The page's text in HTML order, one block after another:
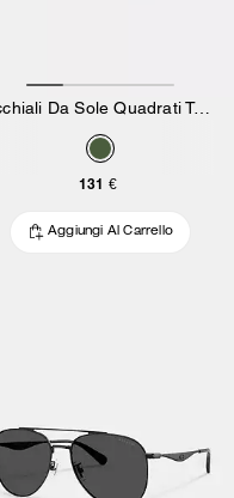
Occhiali Da Sole Quadrati Testurizzati
131 €
Aggiungi Al Carrello